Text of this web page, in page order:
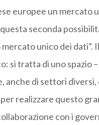
europee un mercato
seconda
unico dei dati”.
si tratta di uno spazio
anche di settori
realizzare questo
con i